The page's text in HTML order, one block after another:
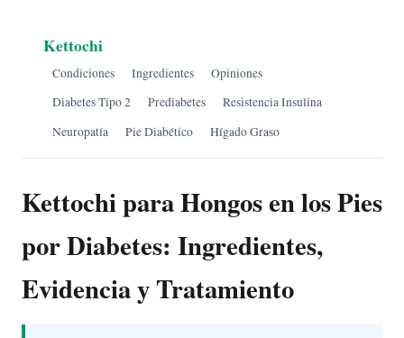
Kettochi
Condiciones Ingredientes
Opiniones
Diabetes Tipo 2
Prediabetes
Resistencia Insulina
Neuropatía
Pie Diabético Hígado Graso
Kettochi para Hongos en los Pies
por Diabetes: Ingredientes,
Evidencia y Tratamiento